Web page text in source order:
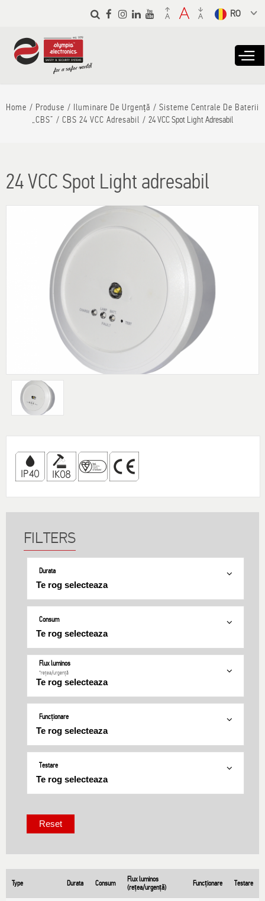
Skip to
main
from the
dropdown to
translate
Home Produse Iluminare De Urgență
Sisteme Centrale De Baterii
„CBS”
CBS 24 VCC Adresabil 24 VCC Spot Light Adresabil
24 VCC Spot Light adresabil
Durata
Consum
Flux luminos
*rețea/urgență
Funcționare
Testare
Type Durata Consum
Flux luminos
(rețea/urgență)
Funcționare Testare